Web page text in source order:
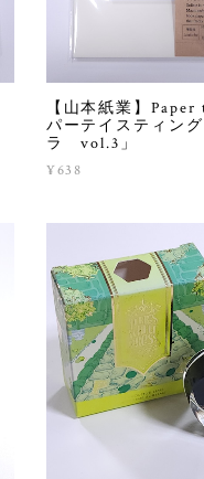
【山本紙業】
パーテイスティン
ラ vol.3」
¥638